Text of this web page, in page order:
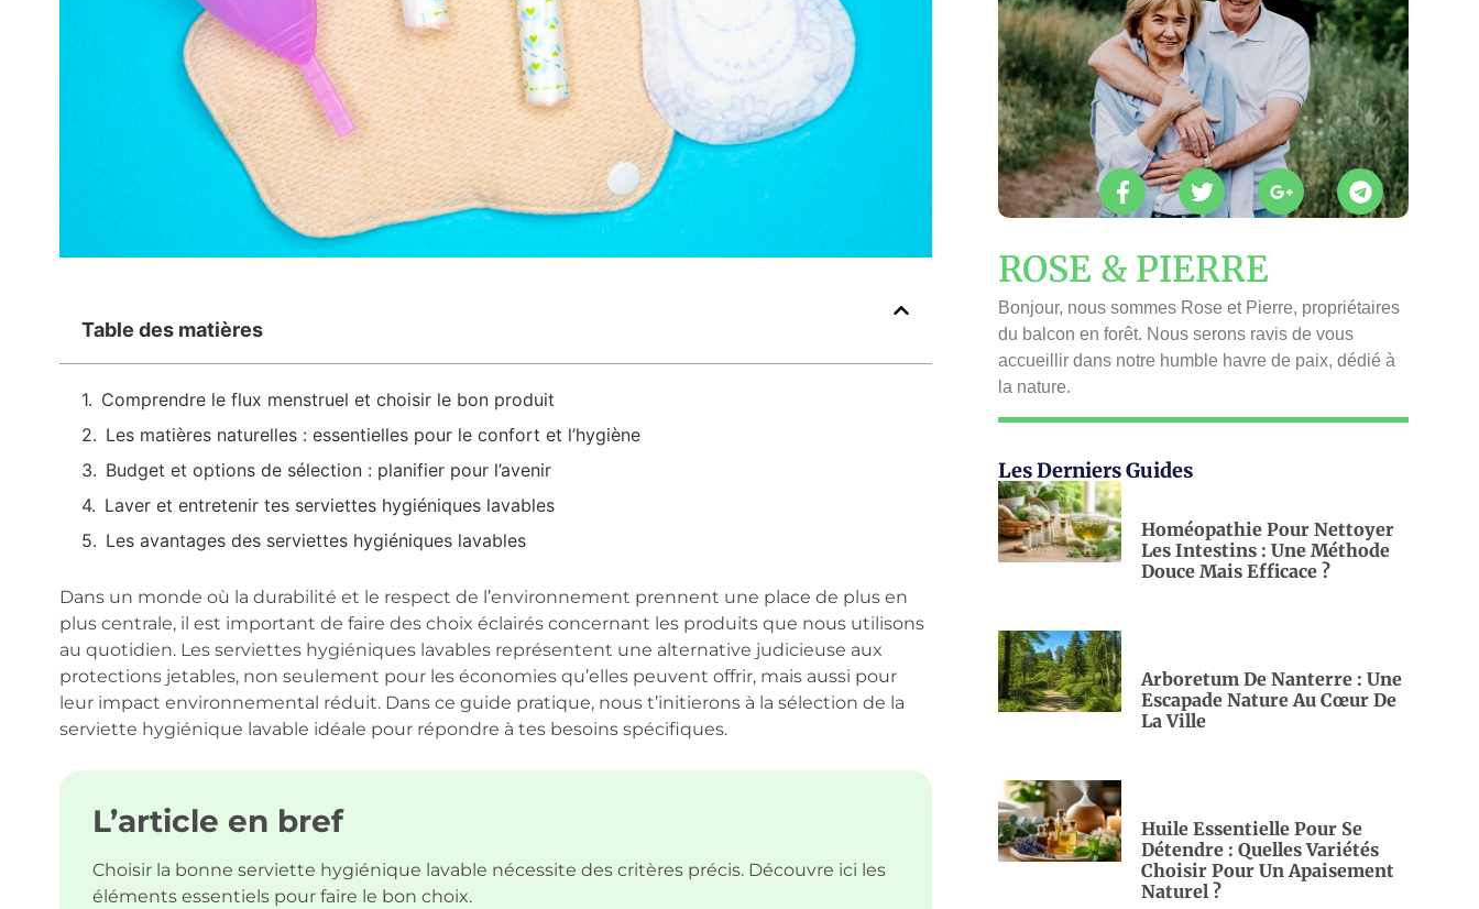
Table des matières
Comprendre le flux menstruel et choisir le bon produit
Les matières naturelles : essentielles pour le confort et l’hygiène
Budget et options de sélection : planifier pour l’avenir
Laver et entretenir tes serviettes hygiéniques lavables
Les avantages des serviettes hygiéniques lavables
Dans un monde où la durabilité et le respect de l’environnement prennent une place de plus en
plus centrale, il est important de faire des choix éclairés concernant les produits que nous utilisons
au quotidien. Les serviettes hygiéniques lavables représentent une alternative judicieuse aux
protections jetables, non seulement pour les économies qu’elles peuvent offrir, mais aussi pour
leur impact environnemental réduit. Dans ce guide pratique, nous t’initierons à la sélection de la
serviette hygiénique lavable idéale pour répondre à tes besoins spécifiques.
L’article en bref
Choisir la bonne serviette hygiénique lavable nécessite des critères précis. Découvre ici les
éléments essentiels pour faire le bon choix.
ROSE & PIERRE
Bonjour, nous sommes Rose et Pierre, propriétaires
du balcon en forêt. Nous serons ravis de vous
accueillir dans notre humble havre de paix, dédié à
la nature.
Les Derniers Guides
Homéopathie Pour Nettoyer
Les Intestins : Une Méthode
Douce Mais Efficace ?
Arboretum De Nanterre : Une
Escapade Nature Au Cœur De
La Ville
Huile Essentielle Pour Se
Détendre : Quelles Variétés
Choisir Pour Un Apaisement
Naturel ?